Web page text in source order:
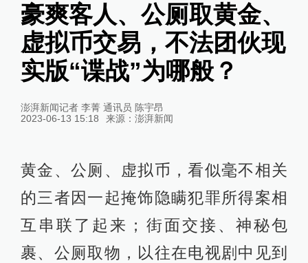
豪爽客人、公厕取黄金、
虚拟币交易，不法团伙现
实版“谍战”为哪般？
澎湃新闻记者 李菁 通讯员 陈宇昂
2023-06-13 15:18
来源： 澎湃新闻
黄金、公厕、虚拟币，看似毫不相关
的三者因一起掩饰隐瞒犯罪所得案相
互串联了起来；街面交接、神秘包
裹、公厕取物，以往在电视剧中见到